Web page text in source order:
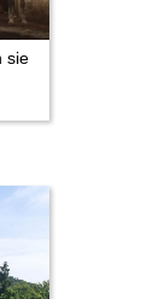
sie